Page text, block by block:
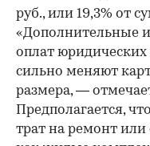
00:00 /
руб., или 19,3% от
«Дополнительные
оплат
сильно меняют
размера, —
Предполагается,
трат на ремонт или